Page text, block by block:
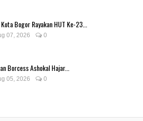
Bogor Rayakan HUT Ke-23...
07, 2026 0
Borcess Ashokal Hajar...
05, 2026 0